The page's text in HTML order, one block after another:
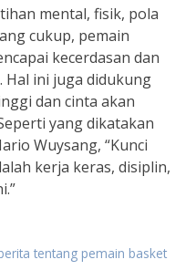
mental, fisik, pola
cukup, pemain
kecerdasan dan
Hal ini juga didukung
dan cinta akan
yang dikatakan
Wuysang, “Kunci
kerja keras, disiplin,
tentang pemain basket